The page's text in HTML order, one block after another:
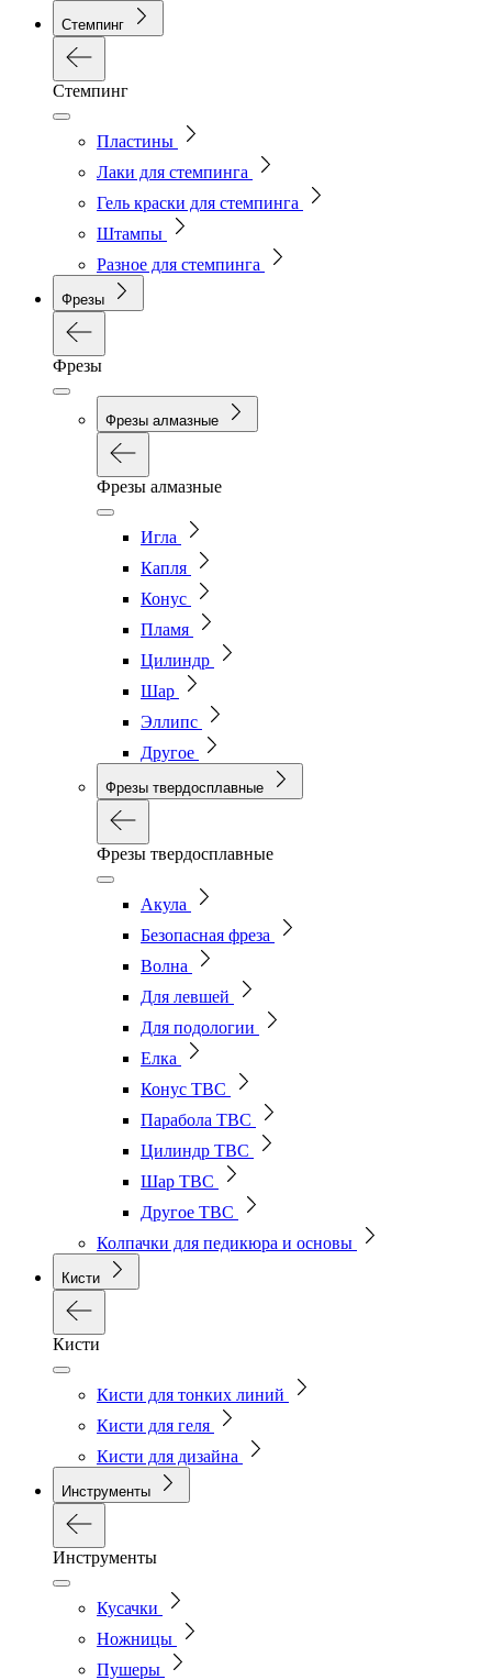
Стемпинг
Стемпинг
Пластины
Лаки для стемпинга
Гель краски для стемпинга
Штампы
Разное для стемпинга
Фрезы
Фрезы
Фрезы алмазные
Фрезы алмазные
Игла
Капля
Конус
Пламя
Цилиндр
Шар
Эллипс
Другое
Фрезы твердосплавные
Фрезы твердосплавные
Акула
Безопасная фреза
Волна
Для левшей
Для подологии
Елка
Конус ТВС
Парабола ТВС
Цилиндр ТВС
Шар ТВС
Другое ТВС
Колпачки для педикюра и основы
Кисти
Кисти
Кисти для тонких линий
Кисти для геля
Кисти для дизайна
Инструменты
Инструменты
Кусачки
Ножницы
Пушеры